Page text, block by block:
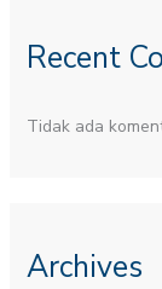
Recent
Tidak ada
Archives